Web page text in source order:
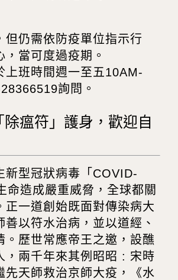
但仍需依防疫單位指示行
，當可度過疫期。
上班時間週一至五10AM-
詢問。
除瘟符」護身，歡迎自
型冠狀病毒「COVID-
命造成嚴重威脅，全球都關
正一道創始既面對傳染病大
善以符水治病，並以道經、
。歷世常應帝王之邀，設醮
，兩千年來其例昭昭 : 宋時
先天師救治京師大疫，《水